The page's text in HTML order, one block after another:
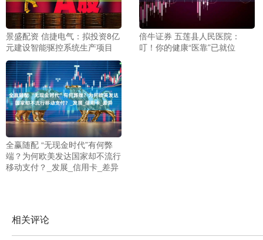
景盛配资 信捷电气：拟投资8亿
元建设智能驱控系统生产项目
倍牛证券 五莲县人民医院：
叮！你的健康“医靠”已就位
全赢随配 “无现金时代”有何弊
端？为何欧美发达国家却不流行
移动支付？_发展_信用卡_差异
相关评论